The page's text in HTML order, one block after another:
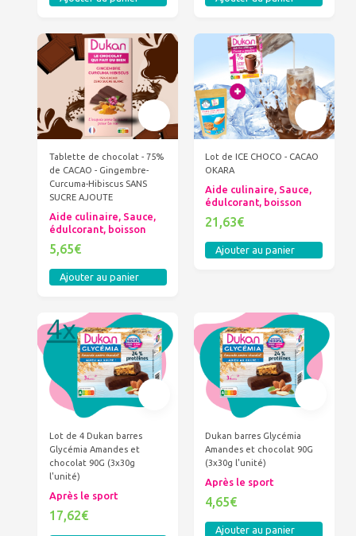
Tablette de chocolat - 75%
de CACAO - Gingembre-
Curcuma-Hibiscus SANS
SUCRE AJOUTE
Aide culinaire, Sauce,
édulcorant, boisson
5,65€
Ajouter au panier
Lot de ICE CHOCO - CACAO
OKARA
Aide culinaire, Sauce,
édulcorant, boisson
21,63€
Ajouter au panier
Lot de 4 Dukan barres
Glycémia Amandes et
chocolat 90G (3x30g
l'unité)
Après le sport
17,62€
Dukan barres Glycémia
Amandes et chocolat 90G
(3x30g l'unité)
Après le sport
4,65€
Ajouter au panier